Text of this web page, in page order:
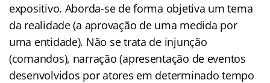
expositivo. Aborda-se de forma objetiva um tema
da realidade (a aprovação de uma medida por
uma entidade). Não se trata de injunção
(comandos), narração (apresentação de eventos
desenvolvidos por atores em determinado tempo